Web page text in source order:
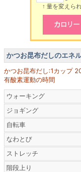
↑ 量を変えら
かつお昆布だしのエネ
かつお昆布だし:1カップ
有酸素運動の時間
ウォーキング
ジョギング
自転車
なわとび
ストレッチ
階段上り